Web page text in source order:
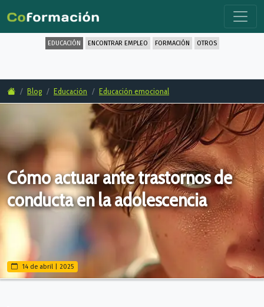
EDUCACIÓN ENCONTRAR EMPLEO FORMACIÓN OTROS
Blog Educación Educación emocional
Cómo actuar ante trastornos de
conducta en la adolescencia
14 de abril | 2025